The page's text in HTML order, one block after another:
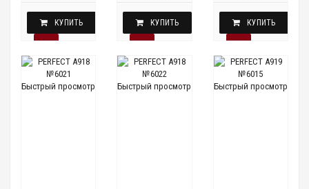
КУПИТЬ КУПИТЬ КУПИТЬ
Быстрый просмотр Быстрый просмотр Быстрый просмотр